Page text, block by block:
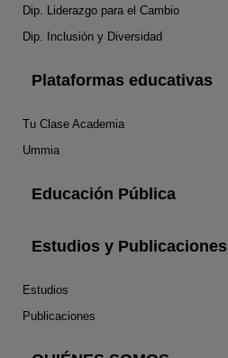
Dip. Liderazgo para el Cambio
Dip. Inclusión y Diversidad
Plataformas educativas
Tu Clase Academia
Ummia
Educación Pública
Estudios y Publicaciones
Estudios
Publicaciones